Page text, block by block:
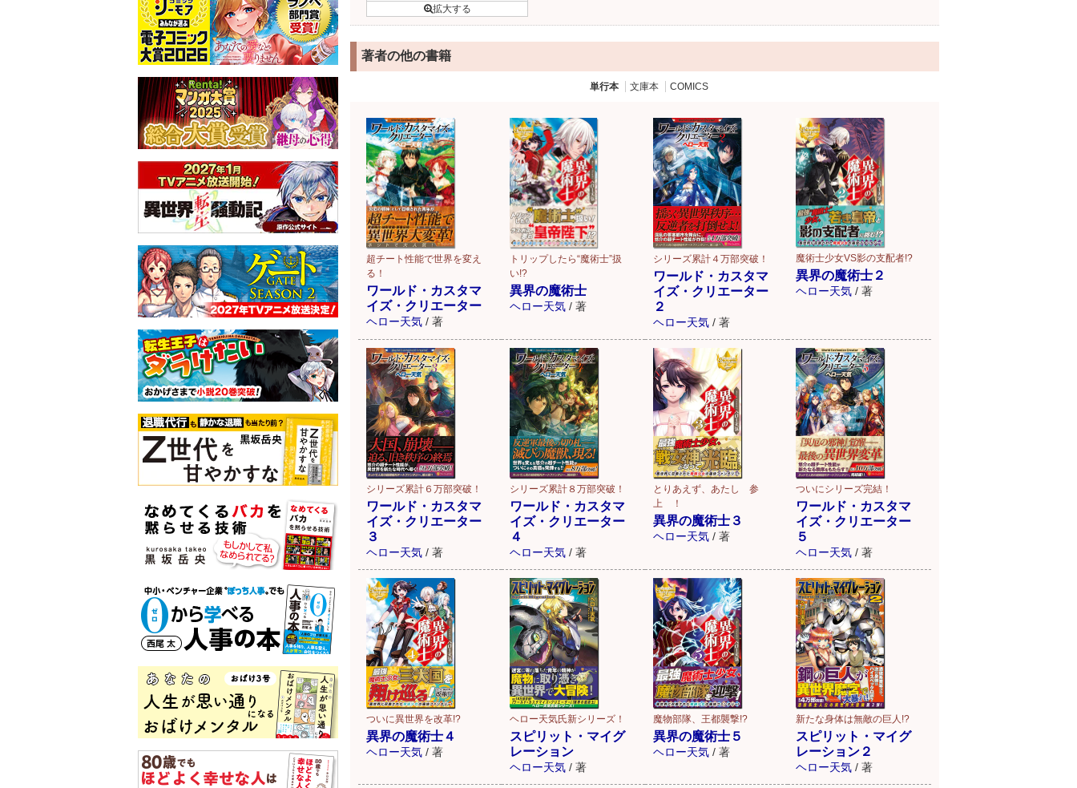
著者の他の書籍
単行本 文庫本 COMICS
超チート性能で世界を変え
る！
ワールド・カスタマ
イズ・クリエーター
ヘロー天気 / 著
トリップしたら“魔術士”扱
い!?
異界の魔術士
ヘロー天気 / 著
シリーズ累計４万部突破！
ワールド・カスタマ
イズ・クリエーター
２
ヘロー天気 / 著
魔術士少女VS影の支配者!?
異界の魔術士２
ヘロー天気 / 著
シリーズ累計６万部突破！
ワールド・カスタマ
イズ・クリエーター
３
ヘロー天気 / 著
シリーズ累計８万部突破！
ワールド・カスタマ
イズ・クリエーター
４
ヘロー天気 / 著
とりあえず、あたし 参
上 ！
異界の魔術士３
ヘロー天気 / 著
ついにシリーズ完結！
ワールド・カスタマ
イズ・クリエーター
５
ヘロー天気 / 著
ついに異世界を改革!?
異界の魔術士４
ヘロー天気 / 著
ヘロー天気氏新シリーズ！
スピリット・マイグ
レーション
ヘロー天気 / 著
魔物部隊、王都襲撃!?
異界の魔術士５
ヘロー天気 / 著
新たな身体は無敵の巨人!?
スピリット・マイグ
レーション２
ヘロー天気 / 著